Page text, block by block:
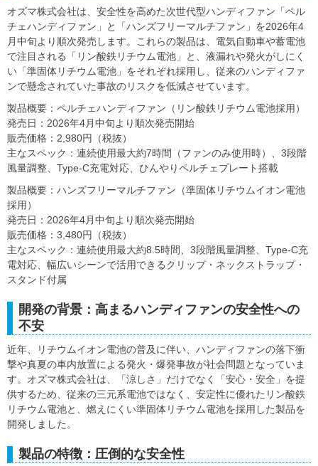
オズマ株式会社は、安全性を高めた次世代型ハンディファン「ペル
チェハンディファン」と「ハンズフリーマルチファン」を2026年4
月中旬より順次発売します。これらの製品は、電気自動車や蓄電池
で注目される「リン酸鉄リチウム電池」と、液漏れや発火がしにく
い「準固体リチウム電池」をそれぞれ採用し、従来のハンディファ
ンで懸念されていた事故のリスクを低減させています。
製品概要：ペルチェハンディファン（リン酸鉄リチウム電池採用）
発売日：2026年4月中旬より順次発売開始
販売価格：2,980円（税抜）
主なスペック：連続使用最大約7時間（ファンのみ使用時）、3段階
風量調整、Type-C充電対応、ひんやりペルチェプレート搭載
製品概要：ハンズフリーマルチファン（準固体リチウムイオン電池
採用）
発売日：2026年4月中旬より順次発売開始
販売価格：3,480円（税抜）
主なスペック：連続使用最大約8.5時間、3段階風量調整、Type-C充
電対応、幅広いシーンで活用できるクリップ・ネックストラップ・
スタンド付属
開発の背景：高まるハンディファンの安全性への
不安
近年、リチウムイオン電池の普及に伴い、ハンディファンの落下衝
撃や真夏の車内放置による発火・爆発事故が社会問題となっていま
す。オズマ株式会社は、「涼しさ」だけでなく「安心・安全」を提
供するため、従来の三元系電池ではなく、安定性に優れたリン酸鉄
リチウム電池と、燃えにくい準固体リチウム電池を採用した製品を
開発しました。
製品の特徴：圧倒的な安全性